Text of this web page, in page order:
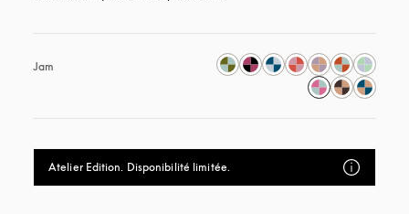
Jam
Atelier Edition. Disponibilité limitée.